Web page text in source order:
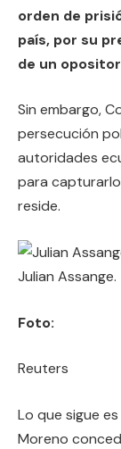
orden de
país, por su
de un
Sin embargo,
persecución
autoridades
para
reside.
Julian Assange.
Foto:
Reuters
Lo que sigue
Moreno